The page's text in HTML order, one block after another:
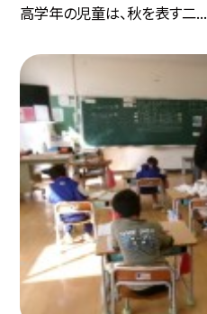
高学年の児童は、秋を表す二...